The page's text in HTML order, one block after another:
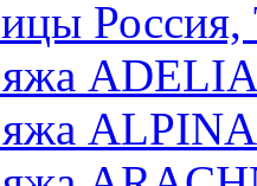
Россия,
ADELIA
ALPINA